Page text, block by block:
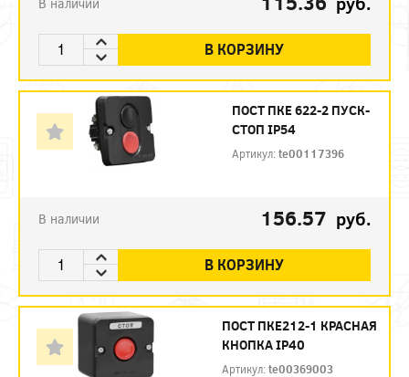
В КОРЗИНУ
ПОСТ ПКЕ 622-2 ПУСК-
СТОП IP54
Артикул:te00117396
В наличии 156.57 руб.
В КОРЗИНУ
ПОСТ ПКЕ212-1 КРАСНАЯ
КНОПКА IP40
Артикул:te00369003